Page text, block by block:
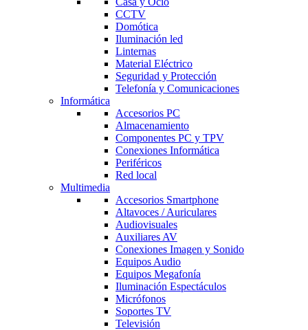
CCTV
Domótica
Iluminación led
Linternas
Material Eléctrico
Seguridad y Protección
Telefonía y Comunicaciones
Informática
Accesorios PC
Almacenamiento
Componentes PC y TPV
Conexiones Informática
Periféricos
Red local
Multimedia
Accesorios Smartphone
Altavoces / Auriculares
Audiovisuales
Auxiliares AV
Conexiones Imagen y Sonido
Equipos Audio
Equipos Megafonía
Iluminación Espectáculos
Micrófonos
Soportes TV
Televisión